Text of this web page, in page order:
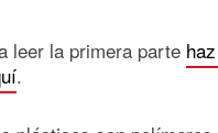
leer la primera parte
.